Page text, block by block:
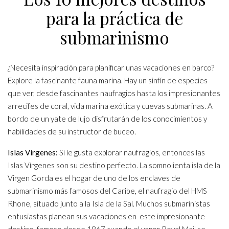
para la práctica de
submarinismo
¿Necesita inspiración para planificar unas vacaciones en barco?
Explore la fascinante fauna marina. Hay un sinfín de especies
que ver, desde fascinantes naufragios hasta los impresionantes
arrecifes de coral, vida marina exótica y cuevas submarinas. A
bordo de un yate de lujo disfrutarán de los conocimientos y
habilidades de su instructor de buceo.
Islas Vírgenes: Si le gusta explorar naufragios, entonces las
Islas Vírgenes son su destino perfecto. La somnolienta isla de la
Virgen Gorda es el hogar de uno de los enclaves de
submarinismo más famosos del Caribe, el naufragio del HMS
Rhone, situado junto a la Isla de la Sal. Muchos submarinistas
entusiastas planean sus vacaciones en este impresionante